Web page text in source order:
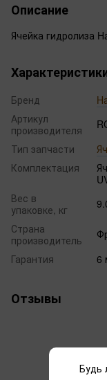
Описание
Ячейка гидролиза
Бренд
Артикул
производителя
Тип запчасти
Комплектация
Вес в
упаковке, кг
Страна
производитель
Гарантия
6
Отзывы
Будь